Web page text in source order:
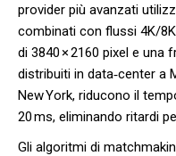
provider più avanzati
combinati con flussi 4K/
di 3840 × 2160 pixel e una
distribuiti in data‑center a
New York, riducono il
20 ms, eliminando ritardi
Gli algoritmi di